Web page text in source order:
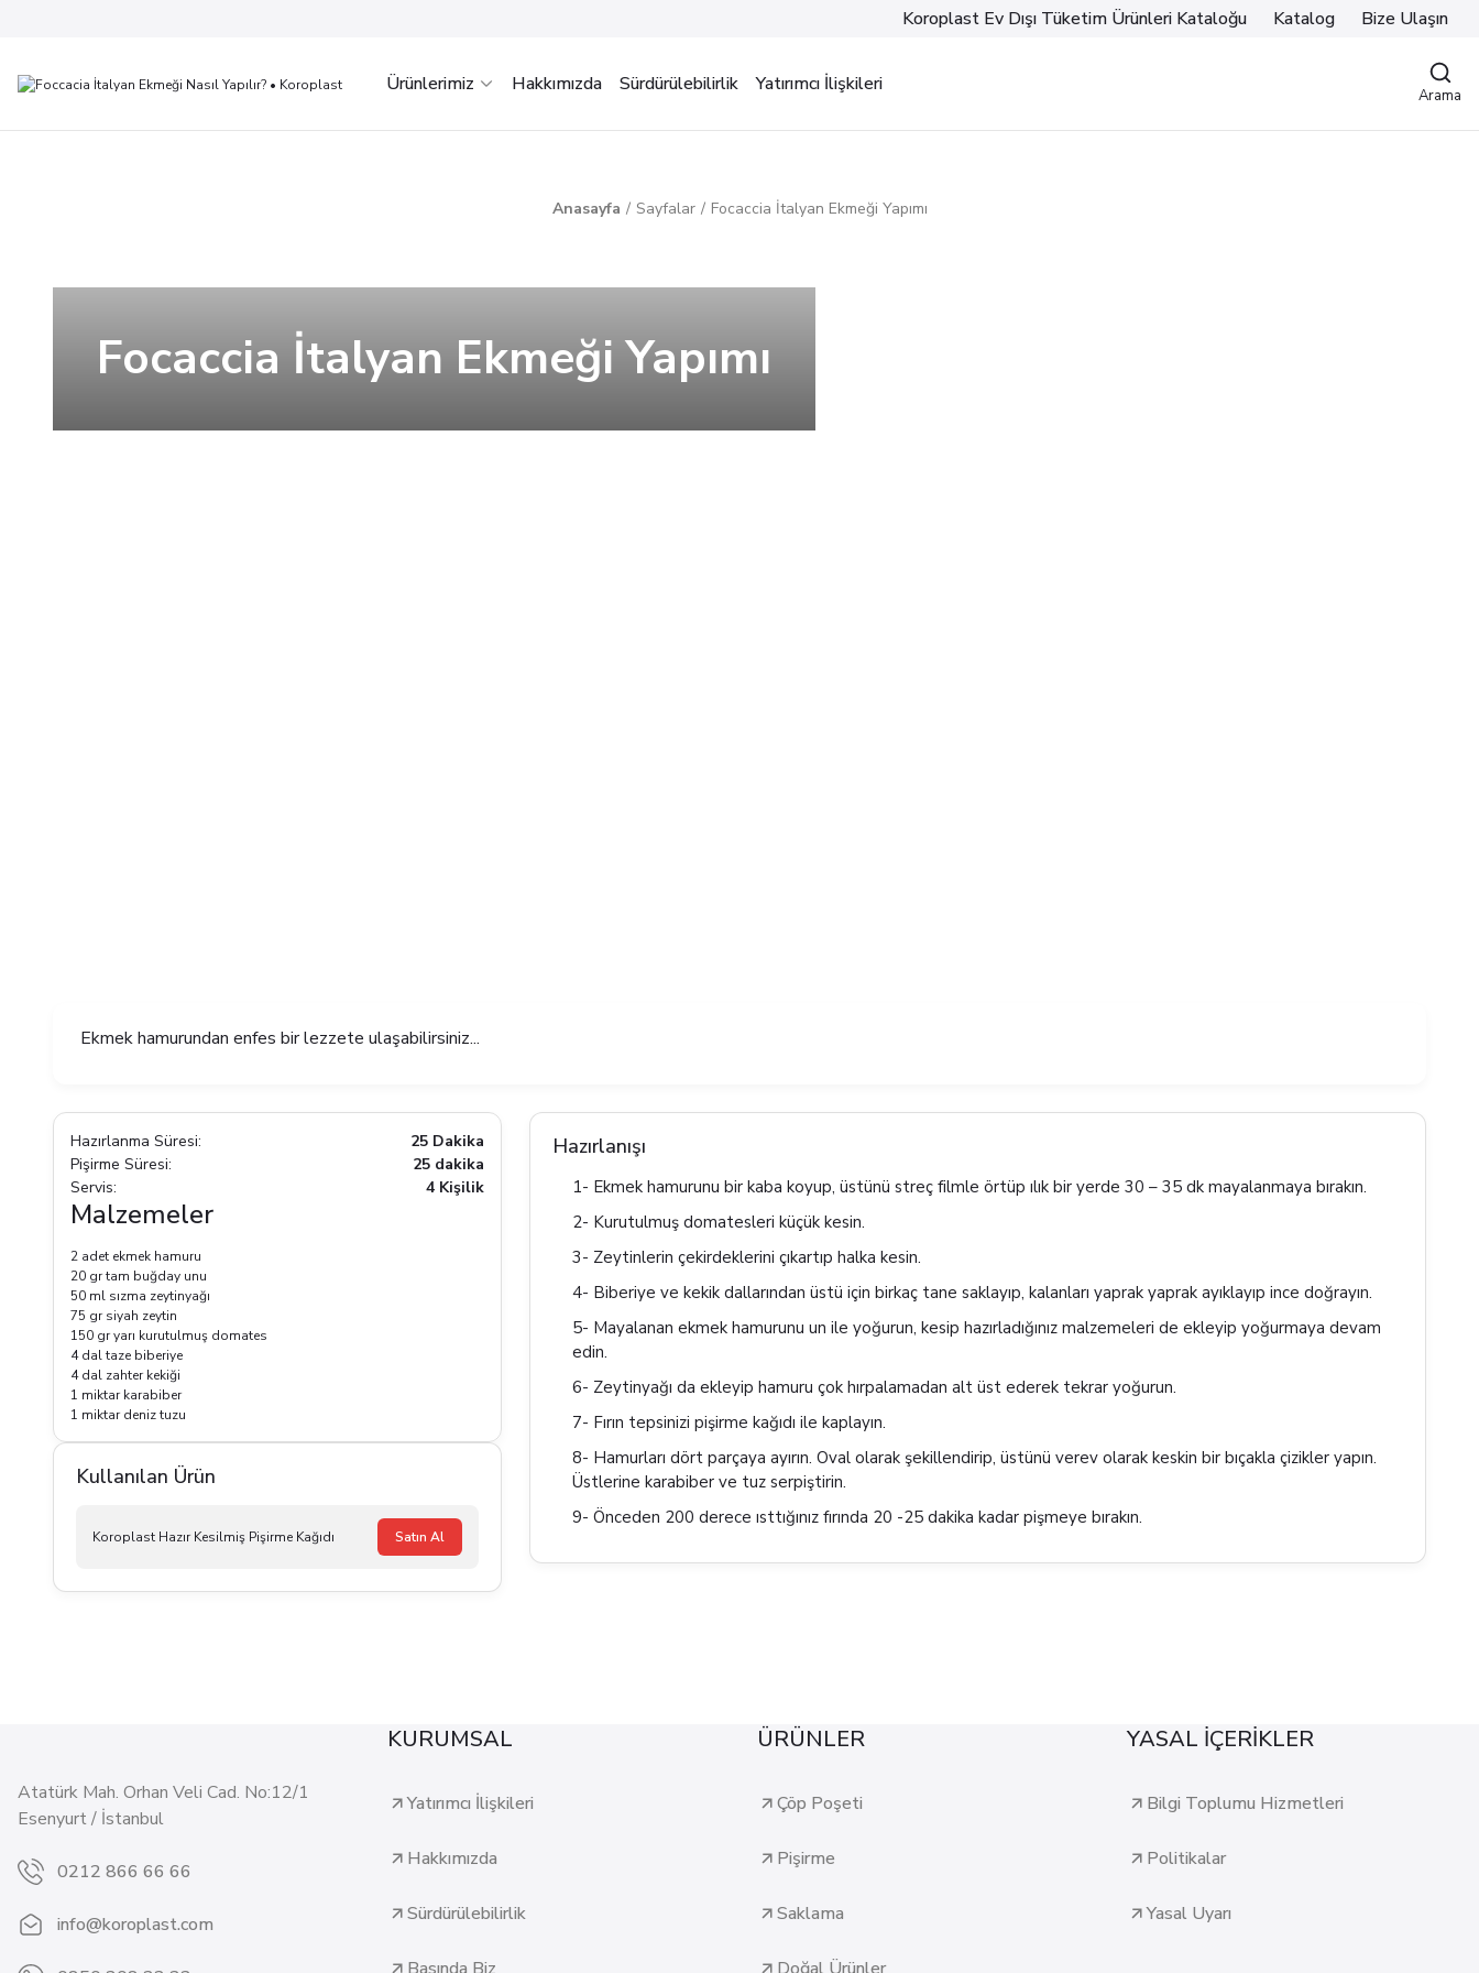
Koroplast Ev Dışı Tüketim Ürünleri Kataloğu Katalog Bize Ulaşın
Ürünlerimiz Hakkımızda Sürdürülebilirlik Yatırımcı İlişkileri Arama
Anasayfa Sayfalar Focaccia İtalyan Ekmeği Yapımı
Focaccia İtalyan Ekmeği Yapımı
Ekmek hamurundan enfes bir lezzete ulaşabilirsiniz...
Hazırlanma Süresi:
25 Dakika
Pişirme Süresi:
25 dakika
Servis:
4 Kişilik
Malzemeler
2 adet ekmek hamuru
20 gr tam buğday unu
50 ml sızma zeytinyağı
75 gr siyah zeytin
150 gr yarı kurutulmuş domates
4 dal taze biberiye
4 dal zahter kekiği
1 miktar karabiber
1 miktar deniz tuzu
Kullanılan Ürün
Koroplast Hazır Kesilmiş Pişirme Kağıdı Satın Al
Hazırlanışı
1- Ekmek hamurunu bir kaba koyup, üstünü streç filmle örtüp ılık bir yerde 30 – 35 dk mayalanmaya bırakın.
2- Kurutulmuş domatesleri küçük kesin.
3- Zeytinlerin çekirdeklerini çıkartıp halka kesin.
4- Biberiye ve kekik dallarından üstü için birkaç tane saklayıp, kalanları yaprak yaprak ayıklayıp ince doğrayın.
5- Mayalanan ekmek hamurunu un ile yoğurun, kesip hazırladığınız malzemeleri de ekleyip yoğurmaya devam
edin.
6- Zeytinyağı da ekleyip hamuru çok hırpalamadan alt üst ederek tekrar yoğurun.
7- Fırın tepsinizi pişirme kağıdı ile kaplayın.
8- Hamurları dört parçaya ayırın. Oval olarak şekillendirip, üstünü verev olarak keskin bir bıçakla çizikler yapın.
Üstlerine karabiber ve tuz serpiştirin.
9- Önceden 200 derece ısttığınız fırında 20 -25 dakika kadar pişmeye bırakın.
Atatürk Mah. Orhan Veli Cad. No:12/1
Esenyurt / İstanbul
0212 866 66 66
info@koroplast.com
KURUMSAL
Yatırımcı İlişkileri
Hakkımızda
Sürdürülebilirlik
ÜRÜNLER
Çöp Poşeti
Pişirme
Saklama
YASAL İÇERİKLER
Bilgi Toplumu Hizmetleri
Politikalar
Yasal Uyarı